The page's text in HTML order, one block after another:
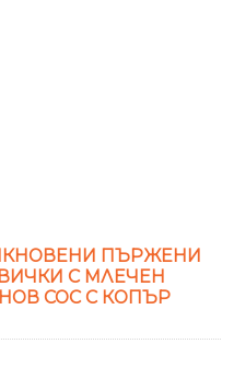
ПЪРЖЕНИ
С МЛЕЧЕН
СОС С КОПЪР